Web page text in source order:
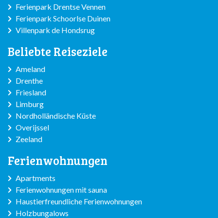
bietet das Roompot Beach Resort alles für einen
unvergesslichen Urlaub an der Küste von Zeeland.
Ferienpark Drentse Vennen
Ferienpark Schoorlse Duinen
Villenpark de Hondsrug
Beliebte Reiseziele
Ameland
Drenthe
Friesland
Limburg
Nordholländische Küste
Overijssel
Zeeland
Ferienwohnungen
Apartments
Ferienwohnungen mit sauna
Haustierfreundliche Ferienwohnungen
Holzbungalows